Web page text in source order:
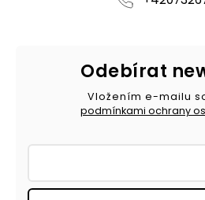
Odebírat
Vložením e-mailu
podmínkami ochrany